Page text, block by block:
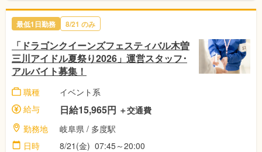
最低1日勤務 8/21 のみ
「ドラゴンクイーンズフェスティバル木曽
三川アイドル夏祭り2026」運営スタッフ･
アルバイト募集！
職種
イベント系
給与
日給15,965円 ＋交通費
勤務地
岐阜県 / 多度駅
日時
8/21(金) 07:45～20:00